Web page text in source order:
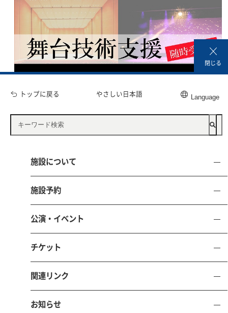
閉じる
トップに戻る やさしい日本語 Language
施設について
施設予約
公演・イベント
チケット
関連リンク
お知らせ
〒680-0017 鳥取県鳥取市尚徳町101-5
電話 0857-21-8700 FAX 0857-21-8705